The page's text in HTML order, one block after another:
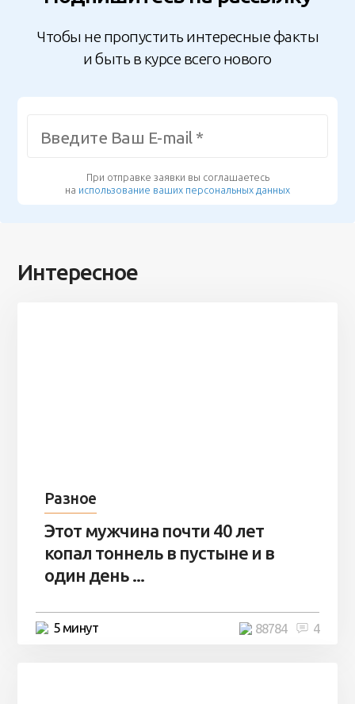
Чтобы не пропустить интересные факты
и быть в курсе всего нового
При отправке заявки вы соглашаетесь
на использование ваших персональных данных
Интересное
Разное
Этот мужчина почти 40 лет
копал тоннель в пустыне и в
один день ...
5 минут 4
88784